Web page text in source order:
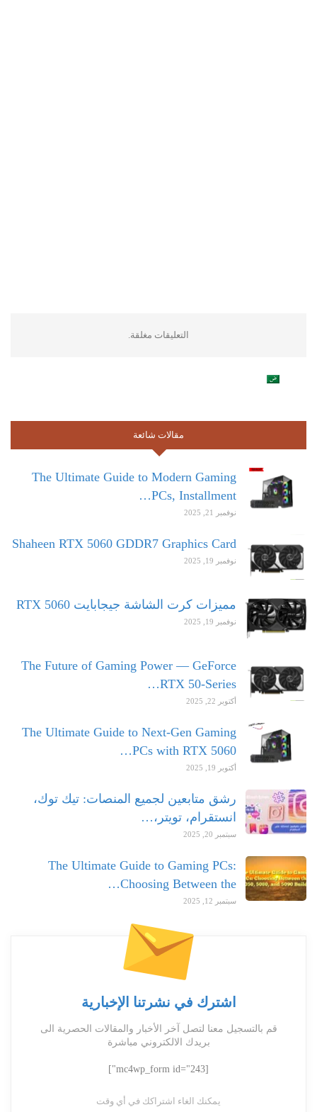
التعليقات مغلقة.
مقالات شائعة
The Ultimate Guide to Modern Gaming
PCs, Installment…
نوفمبر 21, 2025
Shaheen RTX 5060 GDDR7 Graphics Card
نوفمبر 19, 2025
مميزات كرت الشاشة جيجابايت RTX 5060
نوفمبر 19, 2025
The Future of Gaming Power — GeForce
RTX 50-Series…
أكتوبر 22, 2025
The Ultimate Guide to Next-Gen Gaming
PCs with RTX 5060…
أكتوبر 19, 2025
رشق متابعين لجميع المنصات: تيك توك،
انستقرام، تويتر،…
سبتمبر 20, 2025
The Ultimate Guide to Gaming PCs:
Choosing Between the…
سبتمبر 12, 2025
اشترك في نشرتنا الإخبارية
قم بالتسجيل معنا لتصل آخر الأخبار والمقالات الحصرية الى
بريدك الالكتروني مباشرة
[mc4wp_form id="243"]
يمكنك الغاء اشتراكك في أي وقت